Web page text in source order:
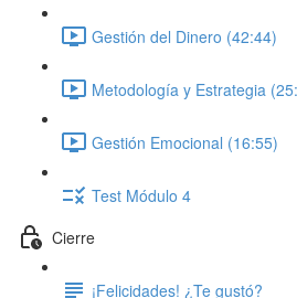
Gestión del Dinero (42:44)
Metodología y Estrategia
Gestión Emocional (16:55)
Test Módulo 4
Cierre
¡Felicidades! ¿Te gustó?